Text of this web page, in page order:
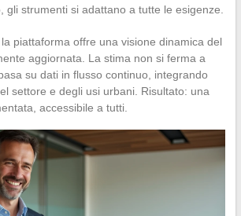
gli strumenti si adattano a tutte le esigenze.
piattaforma offre una visione dinamica del
aggiornata. La stima non si ferma a
su dati in flusso continuo, integrando
settore e degli usi urbani. Risultato: una
accessibile a tutti.